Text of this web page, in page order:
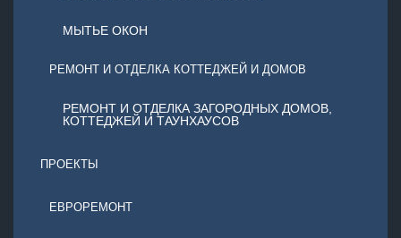
МЫТЬЕ ОКОН
РЕМОНТ И ОТДЕЛКА КОТТЕДЖЕЙ И ДОМОВ
РЕМОНТ И ОТДЕЛКА ЗАГОРОДНЫХ ДОМОВ,
КОТТЕДЖЕЙ И ТАУНХАУСОВ
ПРОЕКТЫ
ЕВРОРЕМОНТ